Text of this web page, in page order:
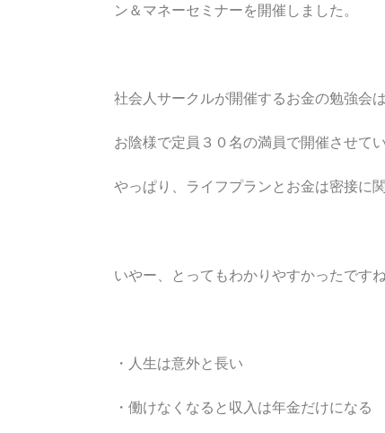
ン＆マネーセミナーを開催しました。
社会人サークルが開催するお金の勉強会
お陰様で定員３０名の満員で開催させて
やっぱり、ライフプランとお金は密接に
いやー、とってもわかりやすかったですね
・人生は意外と長い
・働けなくなると収入は年金だけになる